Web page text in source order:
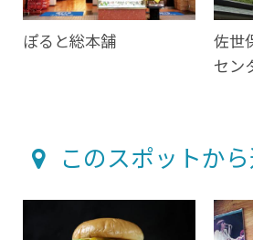
ぽると総本舗
佐世
セン
このスポットか